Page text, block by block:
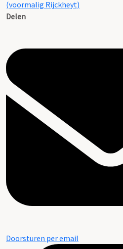
(voormalig Rijckheyt)
Delen
Doorsturen per email